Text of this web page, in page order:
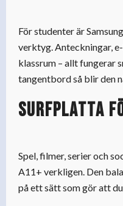
För studenter är
verktyg. Anteckningar,
klassrum – allt fungerar
tangentbord så blir den
Surfplatta
Spel, filmer, serier och
A11+ verkligen. Den
på ett sätt som gör att